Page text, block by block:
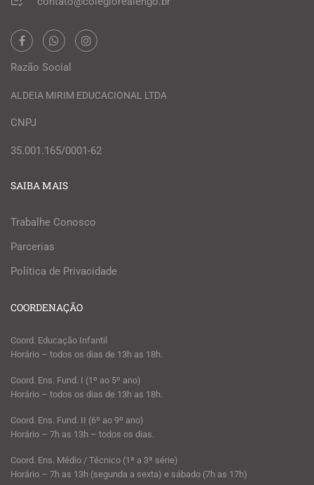
Razão Social
ALDEIA MIRIM EDUCACIONAL LTDA
CNPJ
35.001.165/0001-62
SAIBA MAIS
Trabalhe Conosco
Parcerias
Política de Privacidade
COORDENAÇÃO
Coord. Educação Infantil
Horário – todos os dias de 13h as 18h.
Coord. Ens. Fund. I (1º ao 5º ano)
Horário – todos os dias de 13h as 18h.
Coord. Ens. Fund. II (6º ao 9º ano)
Horário – 7h as 13h – todos os dias.
Coord. Ens. Médio / Técnico (1ª a 3ª série)
Horário – 7h as 13h (segunda a sexta) e sábado (7h as 17h)